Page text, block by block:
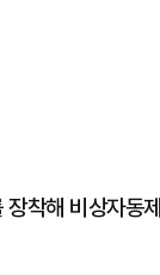
착해 비상자동